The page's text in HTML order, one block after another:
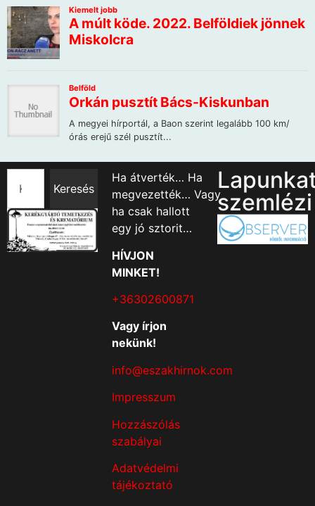
Keresés
Ha átverték… Ha
megvezették… Vagy
ha csak hallott
egy jó sztorit…
HÍVJON
MINKET!
+36302600871
Vagy írjon
nekünk!
info@eszakhirnok.com
Impresszum
Hozzászólás
szabályai
Adatvédelmi
tájékoztató
szemlézi